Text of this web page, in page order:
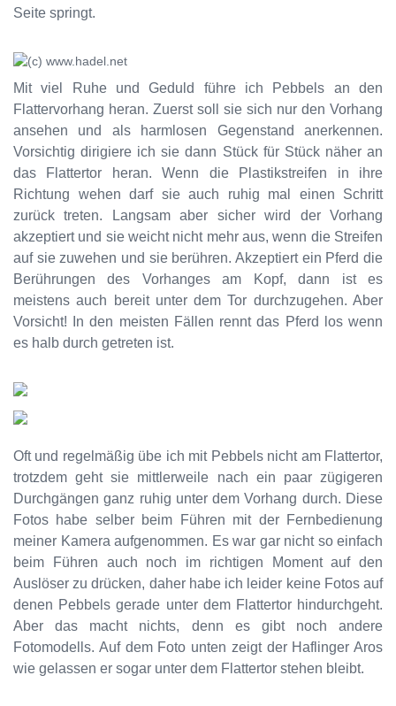
Seite springt.
Mit viel Ruhe und Geduld führe ich Pebbels an den
Flattervorhang heran. Zuerst soll sie sich nur den Vorhang
ansehen und als harmlosen Gegenstand anerkennen.
Vorsichtig dirigiere ich sie dann Stück für Stück näher an
das Flattertor heran. Wenn die Plastikstreifen in ihre
Richtung wehen darf sie auch ruhig mal einen Schritt
zurück treten. Langsam aber sicher wird der Vorhang
akzeptiert und sie weicht nicht mehr aus, wenn die Streifen
auf sie zuwehen und sie berühren. Akzeptiert ein Pferd die
Berührungen des Vorhanges am Kopf, dann ist es
meistens auch bereit unter dem Tor durchzugehen. Aber
Vorsicht! In den meisten Fällen rennt das Pferd los wenn
es halb durch getreten ist.
Oft und regelmäßig übe ich mit Pebbels nicht am Flattertor,
trotzdem geht sie mittlerweile nach ein paar zügigeren
Durchgängen ganz ruhig unter dem Vorhang durch. Diese
Fotos habe selber beim Führen mit der Fernbedienung
meiner Kamera aufgenommen. Es war gar nicht so einfach
beim Führen auch noch im richtigen Moment auf den
Auslöser zu drücken, daher habe ich leider keine Fotos auf
denen Pebbels gerade unter dem Flattertor hindurchgeht.
Aber das macht nichts, denn es gibt noch andere
Fotomodells. Auf dem Foto unten zeigt der Haflinger Aros
wie gelassen er sogar unter dem Flattertor stehen bleibt.